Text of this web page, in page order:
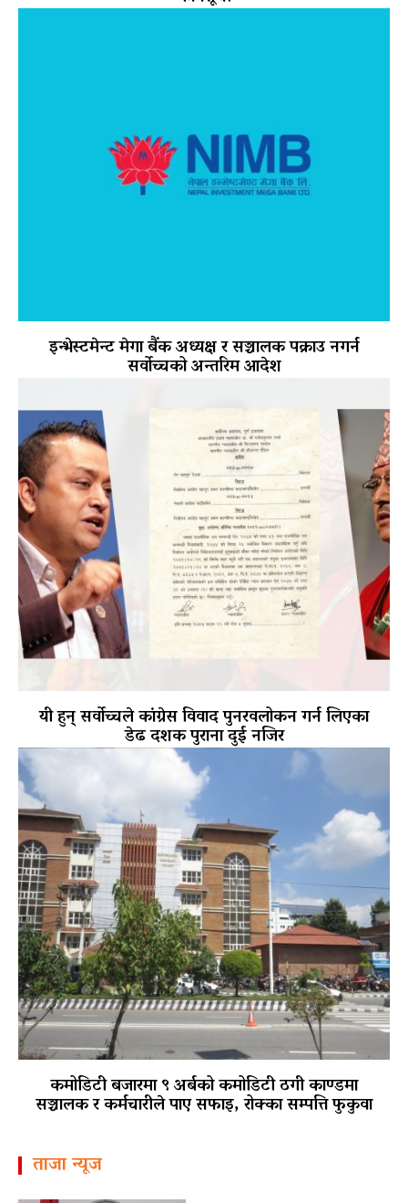
इन्भेस्टमेन्ट मेगा बैंक अध्यक्ष र सञ्चालक पक्राउ नगर्न
सर्वोच्चको अन्तरिम आदेश
यी हुन् सर्वोच्चले कांग्रेस विवाद पुनरवलोकन गर्न लिएका
डेढ दशक पुराना दुई नजिर
कमोडिटी बजारमा ९ अर्बको कमोडिटी ठगी काण्डमा
सञ्चालक र कर्मचारीले पाए सफाइ, रोक्का सम्पत्ति फुकुवा
ताजा न्यूज